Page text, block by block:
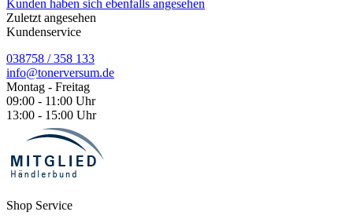
Kunden haben sich ebenfalls angesehen
Zuletzt angesehen
Kundenservice
038758 / 358 133
info@tonerversum.de
Montag - Freitag
09:00 - 11:00 Uhr
13:00 - 15:00 Uhr
Shop Service